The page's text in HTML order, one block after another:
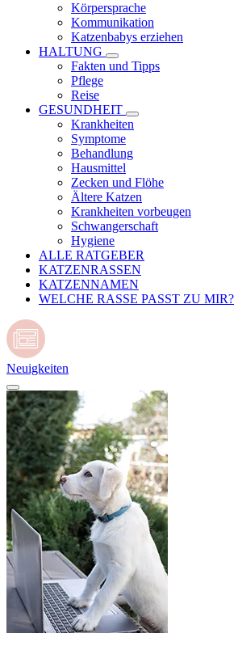
Körpersprache
Kommunikation
Katzenbabys erziehen
HALTUNG
Fakten und Tipps
Pflege
Reise
GESUNDHEIT
Krankheiten
Symptome
Behandlung
Hausmittel
Zecken und Flöhe
Ältere Katzen
Krankheiten vorbeugen
Schwangerschaft
Hygiene
ALLE RATGEBER
KATZENRASSEN
KATZENNAMEN
WELCHE RASSE PASST ZU MIR?
Neuigkeiten